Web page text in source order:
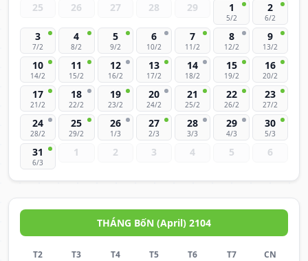
25 26 27 28 29 1
5/2
2
6/2
3
7/2
4
8/2
5
9/2
6
10/2
7
11/2
8
12/2
9
13/2
10
14/2
11
15/2
12
16/2
13
17/2
14
18/2
15
19/2
16
20/2
17
21/2
18
22/2
19
23/2
20
24/2
21
25/2
22
26/2
23
27/2
24
28/2
25
29/2
26
1/3
27
2/3
28
3/3
29
4/3
30
5/3
31
6/3
1 2 3 4 5 6
THÁNG BốN (April) 2104
T2 T3 T4 T5 T6 T7 CN